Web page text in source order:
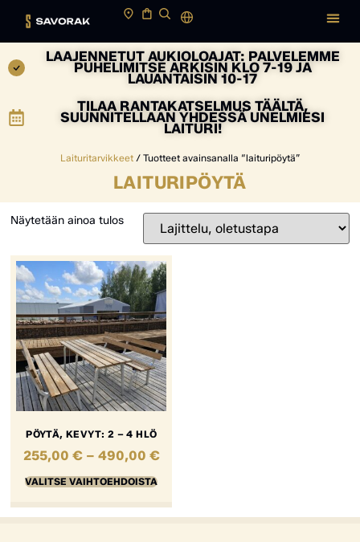
LAAJENNETUT AUKIOLOAJAT: PALVELEMME
PUHELIMITSE ARKISIN KLO 7-19 JA
LAUANTAISIN 10-17
TILAA RANTAKATSELMUS TÄÄLTÄ,
SUUNNITELLAAN YHDESSÄ UNELMIESI
LAITURI!
Laituritarvikkeet/ Tuotteet avainsanalla “laituripöytä”
LAITURIPÖYTÄ
Näytetään ainoa tulos
PÖYTÄ, KEVYT: 2 – 4 HLÖ
255,00 € – 490,00 €
VALITSE VAIHTOEHDOISTA